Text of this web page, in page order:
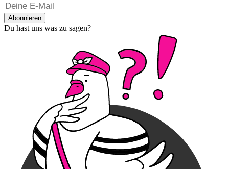
Abonnieren
Du hast uns was zu sagen?